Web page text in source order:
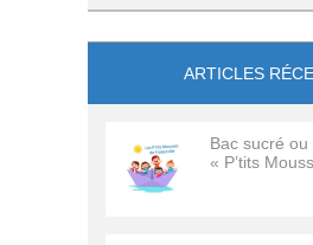
ARTICLES
Bac sucré
« P’tits